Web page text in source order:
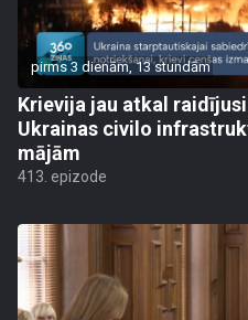
pirms 3 dienām, 13 stundām
Krievija jau atkal
Ukrainas civilo
mājām
413. epizode